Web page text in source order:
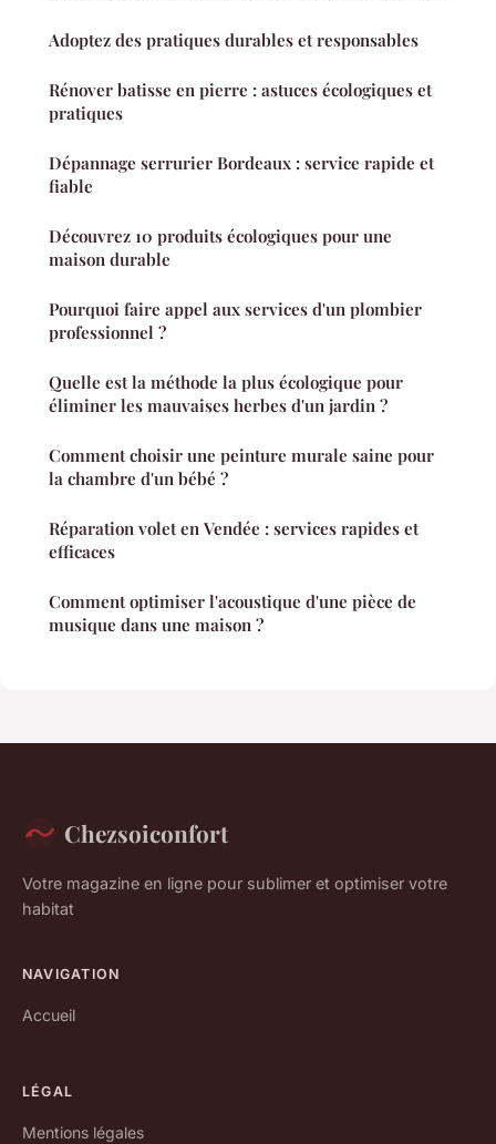
Adoptez des pratiques durables et responsables
Rénover batisse en pierre : astuces écologiques et
pratiques
Dépannage serrurier Bordeaux : service rapide et
fiable
Découvrez 10 produits écologiques pour une
maison durable
Pourquoi faire appel aux services d'un plombier
professionnel ?
Quelle est la méthode la plus écologique pour
éliminer les mauvaises herbes d'un jardin ?
Comment choisir une peinture murale saine pour
la chambre d'un bébé ?
Réparation volet en Vendée : services rapides et
efficaces
Comment optimiser l'acoustique d'une pièce de
musique dans une maison ?
Chezsoiconfort
Votre magazine en ligne pour sublimer et optimiser votre
habitat
NAVIGATION
Accueil
LÉGAL
Mentions légales